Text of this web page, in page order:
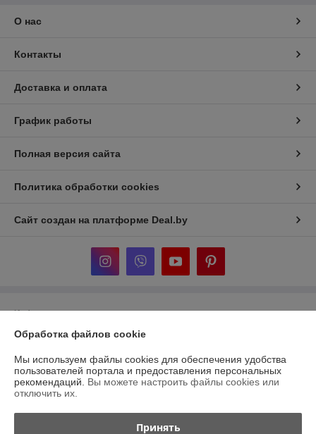
О нас
Контакты
Доставка и оплата
График работы
Полная версия сайта
Политика обработки cookies
Сайт создан на платформе Deal.by
Информация для покупателя
Юридическое лицо:ООО «ДельтаСток»
Регистрационный номер ЕГР: 391858596
УНП: 391858596
Регистрационный орган: Администрация ЖД района
Обработка файлов cookie
Мы используем файлы cookies для обеспечения удобства
пользователей портала и предоставления персональных
рекомендаций. Вы можете настроить файлы cookies или
отключить их.
Принять